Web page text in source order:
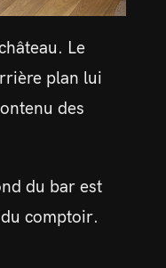
Le
plan lui
des
du bar est
comptoir.